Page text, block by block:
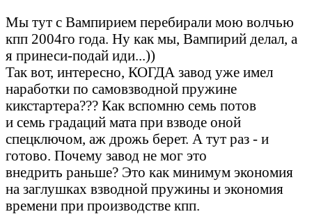
Мы тут с Вампирием перебирали мою волчью
кпп 2004го года. Ну как мы, Вампирий делал, а
я принеси-подай иди...))
Так вот, интересно, КОГДА завод уже имел
наработки по самовзводной пружине
кикстартера??? Как вспомню семь потов
и семь градаций мата при взводе оной
спецключом, аж дрожь берет. А тут раз - и
готово. Почему завод не мог это
внедрить раньше? Это как минимум экономия
на заглушках взводной пружины и экономия
времени при производстве кпп.